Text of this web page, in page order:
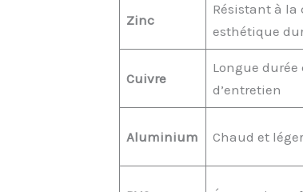
Zinc
Résistant à la
esthétique
Cuivre
Longue durée
d’entretien
Aluminium Chaud et